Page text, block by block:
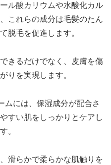
ル酸カリウムや水酸化カル
これらの成分は毛髪のたん
脱毛を促進します。
きるだけでなく、皮膚を傷
りを実現します。
ムには、保湿成分が配合さ
すい肌をしっかりとケアし
。
滑らかで柔らかな肌触りを